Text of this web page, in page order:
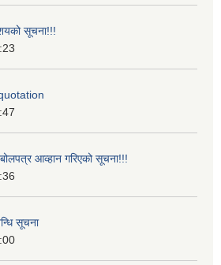
सूचना!!!
बोलपत्र आव्हान गरिएको सूचना!!!
सूचना